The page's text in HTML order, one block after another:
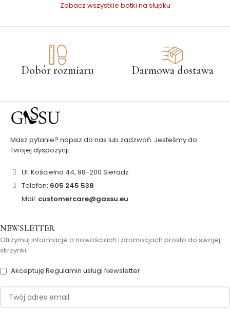
Zobacz wszystkie botki na słupku
Dobór rozmiaru Darmowa dostawa
Masz pytanie? napisz do nas lub zadzwoń. Jesteśmy do
Twojej dyspozycji.
Ul. Kościelna 44, 98-200 Sieradz
Telefon: 605 245 538
Mail: customercare@gassu.eu
NEWSLETTER
Otrzymuj informacje o nowościach i promocjach prosto do swojej
skrzynki
Akceptuję Regulamin usługi Newsletter